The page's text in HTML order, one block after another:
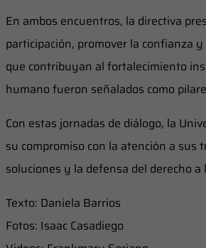
En ambos encuentros, la directiva
participación, promover la confianza
que contribuyan al fortalecimiento
humano fueron señalados como
Con estas jornadas de diálogo, la
su compromiso con la atención a sus
soluciones y la defensa del derecho
Texto: Daniela Barrios
Fotos: Isaac Casadiego